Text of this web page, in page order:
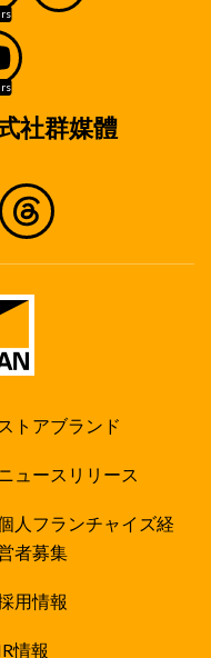
社群媒體
ストアブランド
ュースリリース
人フランチャイズ経
者募集
用情報
情報